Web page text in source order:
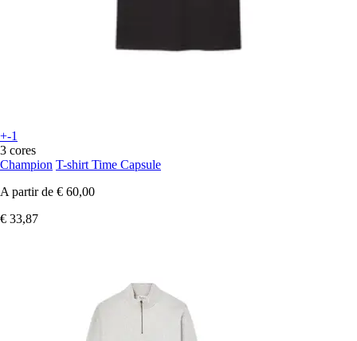
+-1
3 cores
Champion T-shirt Time Capsule
A partir de € 60,00
€ 33,87